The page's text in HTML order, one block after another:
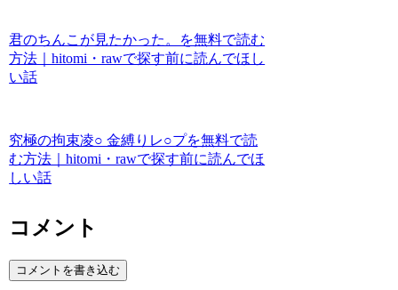
君のちんこが見たかった。を無料で読む
方法｜hitomi・rawで探す前に読んでほし
い話
究極の拘束凌○ 金縛りレ○プを無料で読
む方法｜hitomi・rawで探す前に読んでほ
しい話
コメント
コメントを書き込む